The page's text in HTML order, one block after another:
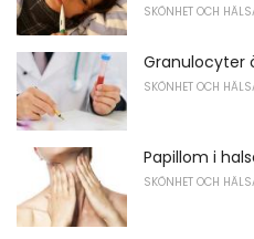
SKÖNHET OCH
Granulocyter
SKÖNHET OCH
Papillom i
SKÖNHET OCH